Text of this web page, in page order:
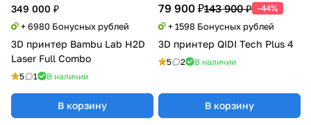
349 000 ₽
+ 6980 Бонусных рублей
3D принтер Bambu Lab H2D
Laser Full Combo
5 1 В наличии
В корзину
79 900 ₽143 900 ₽ -44%
+ 1598 Бонусных рублей
3D принтер QIDI Tech Plus 4
5 2 В наличии
В корзину